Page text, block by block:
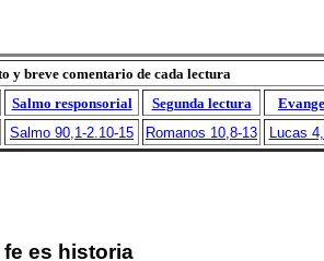
y breve comentario de cada lectura
Salmo responsorial Segunda lectura
Salmo 90,1-2.10-15 Romanos 10,8-13 Lucas
fe es historia